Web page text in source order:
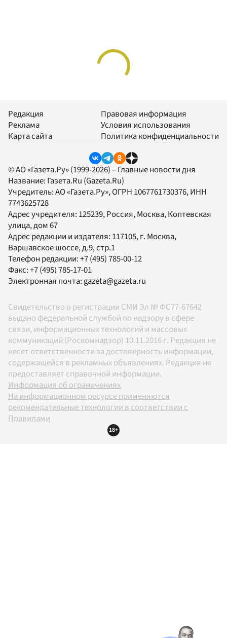
Редакция
Реклама
Карта сайта
Правовая информация
Условия использования
Политика конфиденциальности
© АО «Газета.Ру» (1999-2026) – Главные новости дня
Название: Газета.Ru (Gazeta.Ru)
Учредитель:АО «Газета.Ру», ОГРН 1067761730376, ИНН
7743625728
Адрес учредителя: 125239, Россия, Москва, Коптевская
улица, дом 67
Адрес редакции и издателя: 117105, г. Москва,
Варшавское шоссе, д.9, стр.1
Телефон редакции:+7 (495) 785-00-12
Факс:+7 (495) 785-17-01
Электронная почта:gazeta@gazeta.ru
Свидетельство о регистрации СМИ Эл № ФС77-67642
выдано федеральной службой по надзору в сфере
связи, информационных технологий и массовых
коммуникаций (Роскомнадзор) 10.11.2016 г. Редакция не
несет ответственности за достоверность информации,
содержащейся в рекламных объявлениях. Редакция не
предоставляет справочной информации.
Информация об ограничениях
На информационном ресурсе применяются
рекомендательные технологии в соответствии с
Правилами
18+